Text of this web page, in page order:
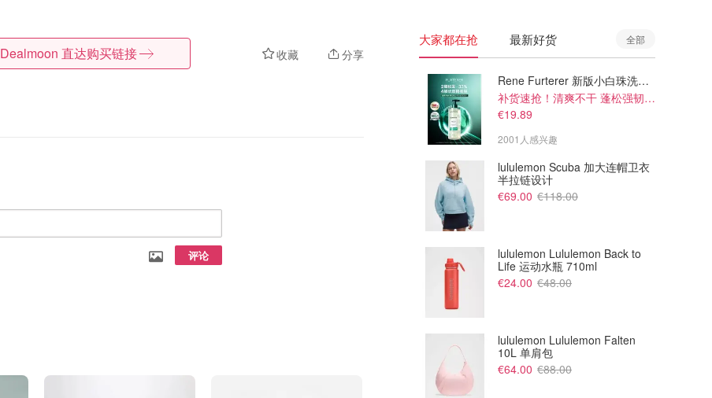
收藏 分享
Dealmoon 直达购买链接
评论
大家都在抢 最新好货 全部
Rene Furterer 新版小白珠洗发水 500ml
补货速抢！清爽不干 蓬松强韧秀发
€19.89
2001人感兴趣
lululemon Scuba 加大连帽卫衣
半拉链设计
€69.00 €118.00
lululemon Lululemon Back to
Life 运动水瓶 710ml
€24.00 €48.00
lululemon Lululemon Falten
10L 单肩包
€64.00 €88.00